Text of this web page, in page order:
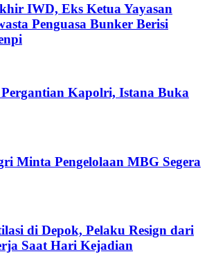
IWD, Eks Ketua Yayasan
Penguasa Bunker Berisi
Kapolri, Istana Buka
Minta Pengelolaan MBG Segera
di Depok, Pelaku Resign dari
Saat Hari Kejadian